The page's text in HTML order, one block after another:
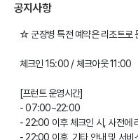
공지사항
☆ 군장병 특전 예약은 리조트
체크인 15:00 / 체크아웃 11:00
[프런트 운영시간]
- 07:00~22:00
- 22:00 이후 체크인 시, 사전에
- 22:00 이후, 기타 안내 및 서비